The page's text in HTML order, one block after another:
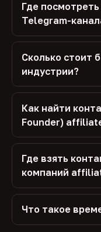
Где
Telegram-
Сколько стоит
индустрии?
Как найти
Founder)
Где взять
компаний
Что такое